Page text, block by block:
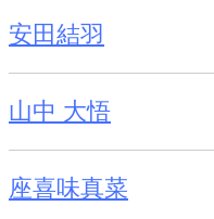
安田結羽
山中 大悟
座喜味真菜